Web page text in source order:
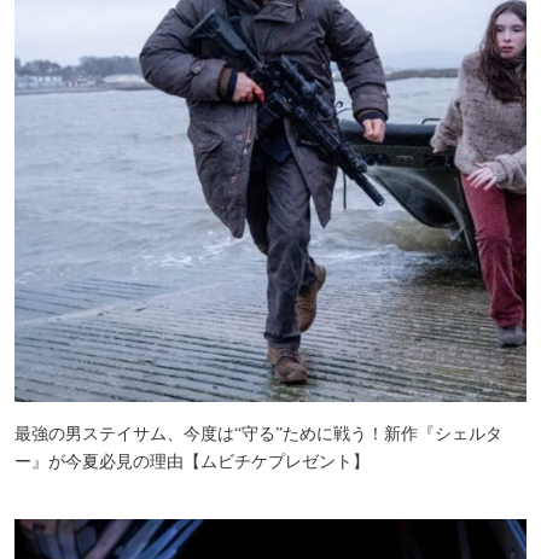
最強の男ステイサム、今度は“守る”ために戦う！新作『シェルタ
ー』が今夏必見の理由【ムビチケプレゼント】